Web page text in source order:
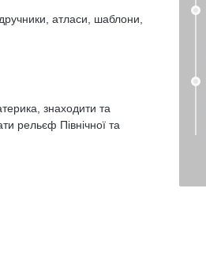
атласи, шаблони,
знаходити та
рельєф Північної та